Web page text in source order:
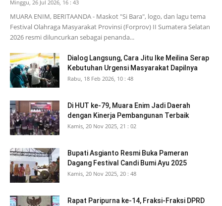
Minggu, 26 Jul 2026, 16 : 43
MUARA ENIM, BERITAANDA - Maskot "Si Bara", logo, dan lagu tema
Festival Olahraga Masyarakat Provinsi (Forprov) II Sumatera Selatan
2026 resmi diluncurkan sebagai penanda...
Dialog Langsung, Cara Jitu Ike Meilina Serap
Kebutuhan Urgensi Masyarakat Dapilnya
Rabu, 18 Feb 2026, 10 : 48
Di HUT ke-79, Muara Enim Jadi Daerah
dengan Kinerja Pembangunan Terbaik
Kamis, 20 Nov 2025, 21 : 02
Bupati Asgianto Resmi Buka Pameran
Dagang Festival Candi Bumi Ayu 2025
Kamis, 20 Nov 2025, 20 : 48
Rapat Paripurna ke-14, Fraksi-Fraksi DPRD